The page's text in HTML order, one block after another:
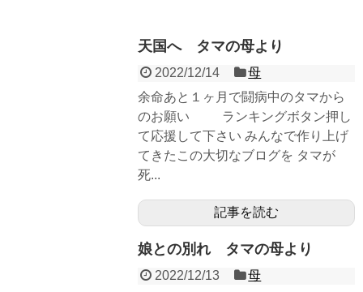
天国へ タマの母より
2022/12/14
母
余命あと１ヶ月で闘病中のタマから
のお願い ランキングボタン押し
て応援して下さい みんなで作り上げ
てきたこの大切なブログを タマが
死...
記事を読む
娘との別れ タマの母より
2022/12/13
母